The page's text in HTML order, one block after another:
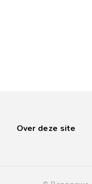
Over deze site